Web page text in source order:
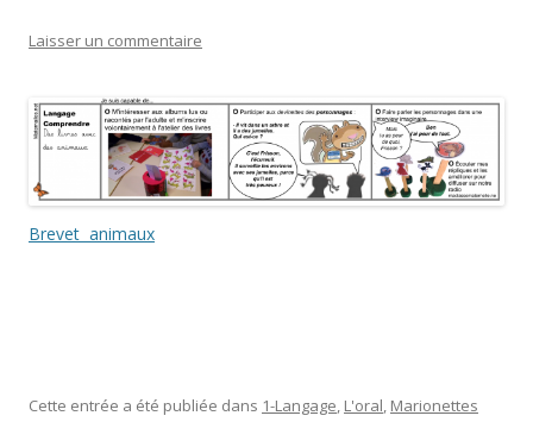
Laisser un commentaire
Brevet animaux
Cette entrée a été publiée dans 1-Langage, L'oral, Marionettes